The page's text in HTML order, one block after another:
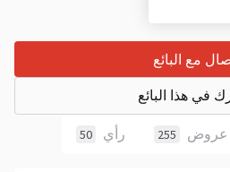
عروض 255 رأي 50
مع البائع
في هذا البائع